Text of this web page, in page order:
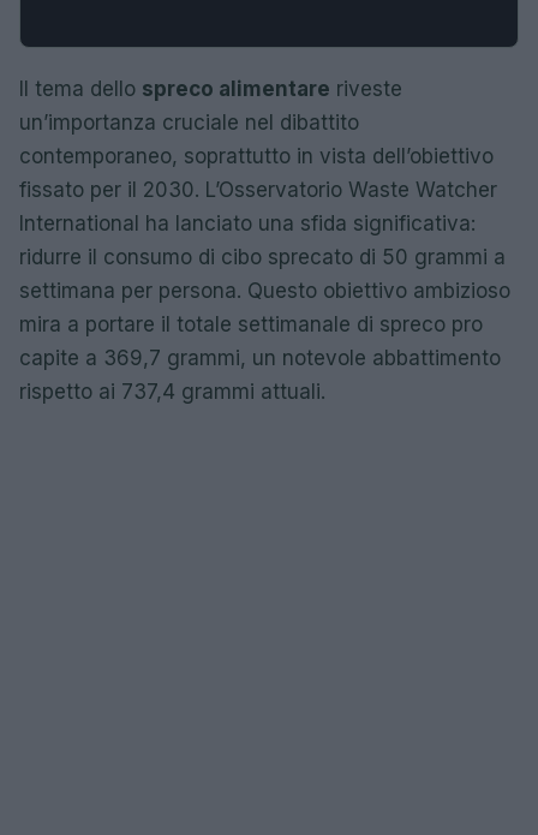
Il tema dello spreco alimentare riveste
un’importanza cruciale nel dibattito
contemporaneo, soprattutto in vista dell’obiettivo
fissato per il 2030. L’Osservatorio Waste Watcher
International ha lanciato una sfida significativa:
ridurre il consumo di cibo sprecato di 50 grammi a
settimana per persona. Questo obiettivo ambizioso
mira a portare il totale settimanale di spreco pro
capite a 369,7 grammi, un notevole abbattimento
rispetto ai 737,4 grammi attuali.